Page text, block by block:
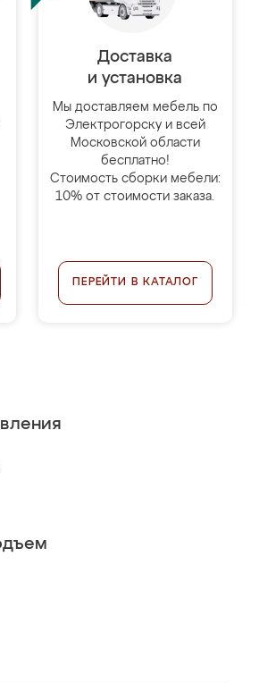
Доставка
и установка
Мы доставляем мебель по
Электрогорску и всей
Московской области
бесплатно!
Стоимость сборки мебели:
10% от стоимости заказа.
ПЕРЕЙТИ В КАТАЛОГ